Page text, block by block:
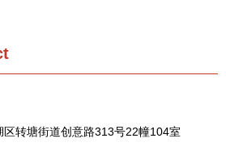
转塘街道创意路313号22幢104室